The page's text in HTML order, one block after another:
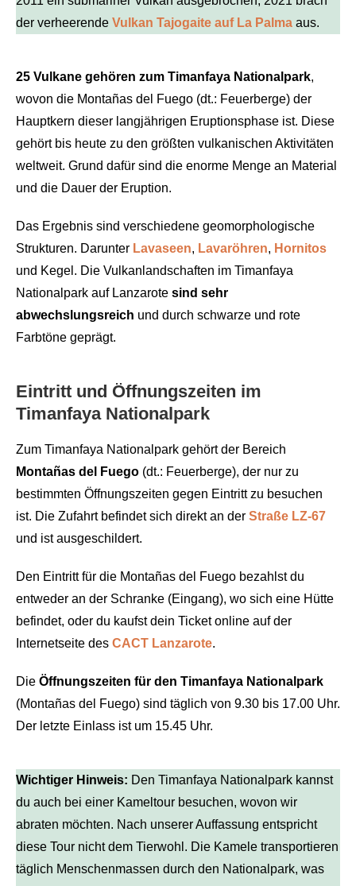
der verheerende Vulkan Tajogaite auf La Palma aus.
25 Vulkane gehören zum Timanfaya Nationalpark,
wovon die Montañas del Fuego (dt.: Feuerberge) der
Hauptkern dieser langjährigen Eruptionsphase ist. Diese
gehört bis heute zu den größten vulkanischen Aktivitäten
weltweit. Grund dafür sind die enorme Menge an Material
und die Dauer der Eruption.
Das Ergebnis sind verschiedene geomorphologische
Strukturen. Darunter Lavaseen, Lavaröhren, Hornitos
und Kegel. Die Vulkanlandschaften im Timanfaya
Nationalpark auf Lanzarote sind sehr
abwechslungsreich und durch schwarze und rote
Farbtöne geprägt.
Eintritt und Öffnungszeiten im
Timanfaya Nationalpark
Zum Timanfaya Nationalpark gehört der Bereich
Montañas del Fuego (dt.: Feuerberge), der nur zu
bestimmten Öffnungszeiten gegen Eintritt zu besuchen
ist. Die Zufahrt befindet sich direkt an der Straße LZ-67
und ist ausgeschildert.
Den Eintritt für die Montañas del Fuego bezahlst du
entweder an der Schranke (Eingang), wo sich eine Hütte
befindet, oder du kaufst dein Ticket online auf der
Internetseite des CACT Lanzarote.
Die Öffnungszeiten für den Timanfaya Nationalpark
(Montañas del Fuego) sind täglich von 9.30 bis 17.00 Uhr.
Der letzte Einlass ist um 15.45 Uhr.
Wichtiger Hinweis: Den Timanfaya Nationalpark kannst
du auch bei einer Kameltour besuchen, wovon wir
abraten möchten. Nach unserer Auffassung entspricht
diese Tour nicht dem Tierwohl. Die Kamele transportieren
täglich Menschenmassen durch den Nationalpark, was